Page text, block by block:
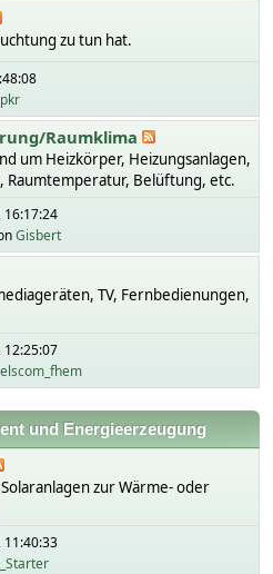
zu tun hat.
pkr
Raumklima
um Heizkörper, Heizungsanlagen,
Raumtemperatur, Belüftung, etc.
16:17:24
Gisbert
TV, Fernbedienungen,
12:25:07
elscom_fhem
und Energieerzeugung
zur Wärme- oder
11:40:33